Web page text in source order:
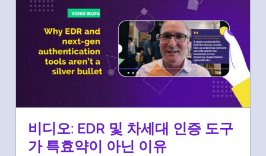
비디오: EDR 및 차세대 인증 도구
가 특효약이 아닌 이유